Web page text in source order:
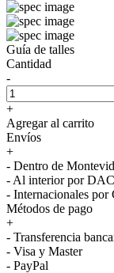
Guía de talles
Cantidad
-
+
Agregar al carrito
Envíos
+
- Dentro de
- Al interior por
- Internacionales
Métodos de pago
+
- Transferencia
- Visa y Master
- PayPal